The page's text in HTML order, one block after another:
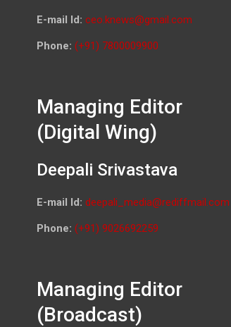
E-mail Id: ceo.knews@gmail.com
Phone: (+91) 7800009900
Managing Editor
(Digital Wing)
Deepali Srivastava
E-mail Id: deepali_media@rediffmail.com
Phone: (+91) 9026692259
Managing Editor
(Broadcast)